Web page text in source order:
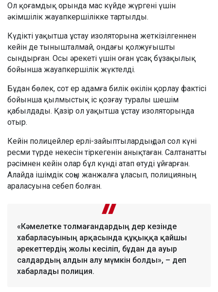
Ол қоғамдық орында мас күйде жүргені үшін
әкімшілік жауапкершілікке тартылды.
Күдікті уақытша ұстау изоляторына жеткізілгеннен
кейін де тынышталмай, ондағы қолжуғышты
сындырған. Осы әрекеті үшін оған ұсақ бұзақылық
бойынша жауапкершілік жүктелді.
Бұдан бөлек, сот ер адамға билік өкілін қорлау фактісі
бойынша қылмыстық іс қозғау туралы шешім
қабылдады. Қазір ол уақытша ұстау изоляторында
отыр.
Кейін полицейлер ерлі-зайыптылардың дәл сол күні
ресми түрде некесін тіркегенін анықтаған. Салтанатты
рәсімнен кейін олар бұл күнді атап өтуді ұйғарған.
Алайда ішімдік соңы жанжалға ұласып, полицияның
араласуына себеп болған.
«Кәмелетке толмағандардың дер кезінде
хабарласуының арқасында құқыққа қайшы
әрекеттердің жолы кесіліп, бұдан да ауыр
салдардың алдын алу мүмкін болды», – деп
хабарлады полиция.